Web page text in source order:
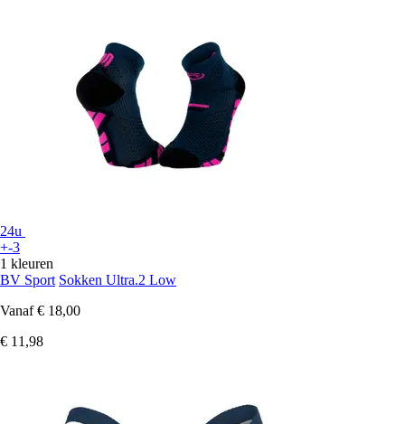
24u
+-3
1 kleuren
BV Sport Sokken Ultra.2 Low
Vanaf € 18,00
€ 11,98